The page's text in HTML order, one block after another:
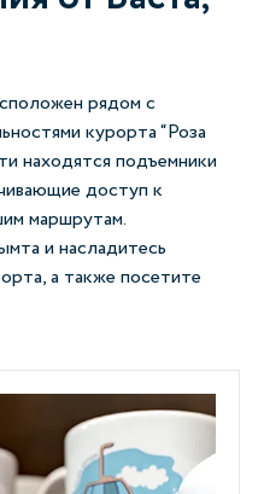
рядом с
курорта “Роза
находятся подъемники
доступ к
маршрутам.
и насладитесь
а также посетите